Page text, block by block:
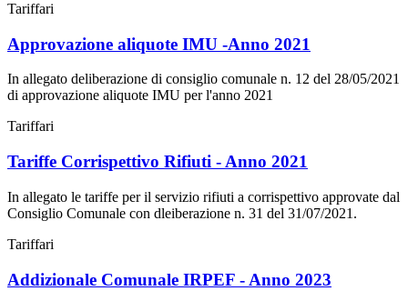
Tariffari
Approvazione aliquote IMU -Anno 2021
In allegato deliberazione di consiglio comunale n. 12 del 28/05/2021
di approvazione aliquote IMU per l'anno 2021
Tariffari
Tariffe Corrispettivo Rifiuti - Anno 2021
In allegato le tariffe per il servizio rifiuti a corrispettivo approvate dal
Consiglio Comunale con dleiberazione n. 31 del 31/07/2021.
Tariffari
Addizionale Comunale IRPEF - Anno 2023